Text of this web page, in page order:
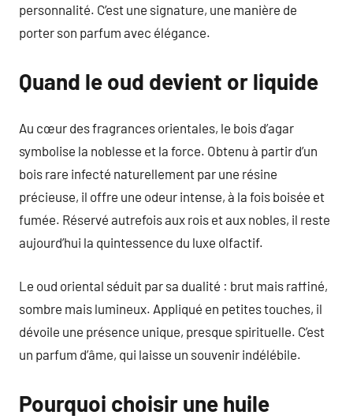
personnalité. C’est une signature, une manière de
porter son parfum avec élégance.
Quand le oud devient or liquide
Au cœur des fragrances orientales, le bois d’agar
symbolise la noblesse et la force. Obtenu à partir d’un
bois rare infecté naturellement par une résine
précieuse, il offre une odeur intense, à la fois boisée et
fumée. Réservé autrefois aux rois et aux nobles, il reste
aujourd’hui la quintessence du luxe olfactif.
Le oud oriental séduit par sa dualité : brut mais raffiné,
sombre mais lumineux. Appliqué en petites touches, il
dévoile une présence unique, presque spirituelle. C’est
un parfum d’âme, qui laisse un souvenir indélébile.
Pourquoi choisir une huile